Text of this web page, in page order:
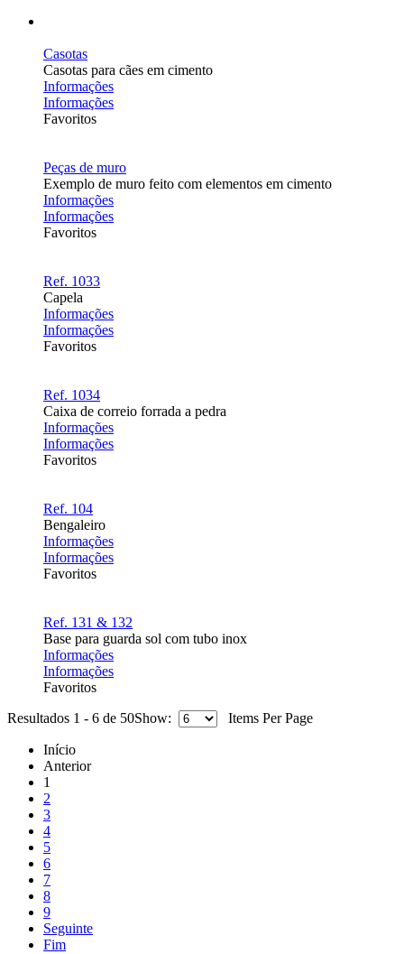
Casotas
Casotas para cães em cimento
Informações
Informações
Favoritos
Peças de muro
Exemplo de muro feito com elementos em cimento
Informações
Informações
Favoritos
Ref. 1033
Capela
Informações
Informações
Favoritos
Ref. 1034
Caixa de correio forrada a pedra
Informações
Informações
Favoritos
Ref. 104
Bengaleiro
Informações
Informações
Favoritos
Ref. 131 & 132
Base para guarda sol com tubo inox
Informações
Informações
Favoritos
Resultados 1 - 6 de 50Show: Items Per Page
Início
Anterior
1
2
3
4
5
6
7
8
9
Seguinte
Fim